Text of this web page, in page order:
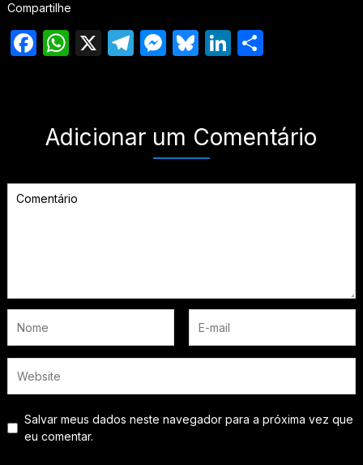
Compartilhe
Facebook
WhatsApp
X Telegram
Messenger
Bluesky
LinkedIn
Share
Adicionar um Comentário
Salvar meus dados neste navegador para a próxima vez que
eu comentar.